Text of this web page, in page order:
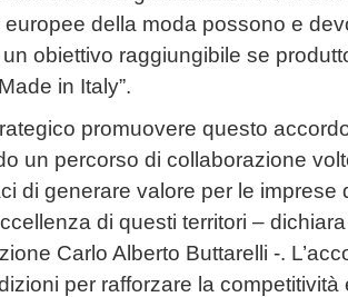
della moda possono e
obiettivo raggiungibile se
in Italy”.
promuovere questo
un percorso di collaborazione
di generare valore per le imprese
di questi territori –
Carlo Alberto Buttarelli -.
per rafforzare la